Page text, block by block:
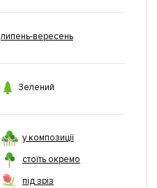
липень-вересень
 Зелений
у композиції
стоїть окремо
під зріз